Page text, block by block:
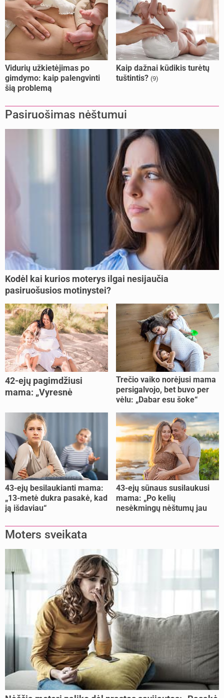
Vidurių užkietėjimas po
gimdymo: kaip palengvinti
šią problemą
Kaip dažnai kūdikis turėtų
tuštintis? (9)
Pasiruošimas nėštumui
Kodėl kai kurios moterys ilgai nesijaučia
pasiruošusios motinystei?
42-ejų pagimdžiusi
mama: „Vyresnė
lengviau“
Trečio vaiko norėjusi mama
persigalvojo, bet buvo per
vėlu: „Dabar esu šoke“
43-ejų besilaukianti mama:
„13-metė dukra pasakė, kad
ją išdaviau“
43-ejų sūnaus susilaukusi
mama: „Po kelių
nesėkmingų nėštumų jau
Moters sveikata